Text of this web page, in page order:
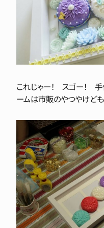
これじゃー！ スゴー！
ームは市販のやつやけども